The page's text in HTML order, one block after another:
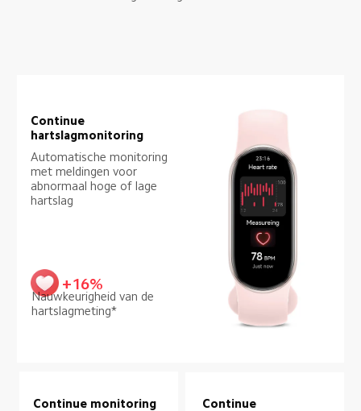
Continue
hartslagmonitoring
Automatische monitoring
met meldingen voor
abnormaal hoge of lage
hartslag
+16%
Nauwkeurigheid van de
hartslagmeting*
Continue monitoring
Continue